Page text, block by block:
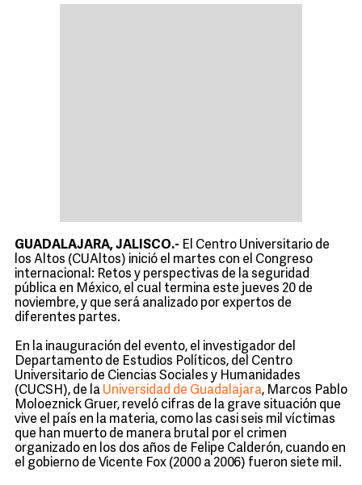
GUADALAJARA, JALISCO.- El Centro Universitario de
los Altos (CUAltos) inició el martes con el Congreso
internacional: Retos y perspectivas de la seguridad
pública en México, el cual termina este jueves 20 de
noviembre, y que será analizado por expertos de
diferentes partes.
En la inauguración del evento, el investigador del
Departamento de Estudios Políticos, del Centro
Universitario de Ciencias Sociales y Humanidades
(CUCSH), de la Universidad de Guadalajara, Marcos Pablo
Moloeznick Gruer, reveló cifras de la grave situación que
vive el país en la materia, como las casi seis mil víctimas
que han muerto de manera brutal por el crimen
organizado en los dos años de Felipe Calderón, cuando en
el gobierno de Vicente Fox (2000 a 2006) fueron siete mil.